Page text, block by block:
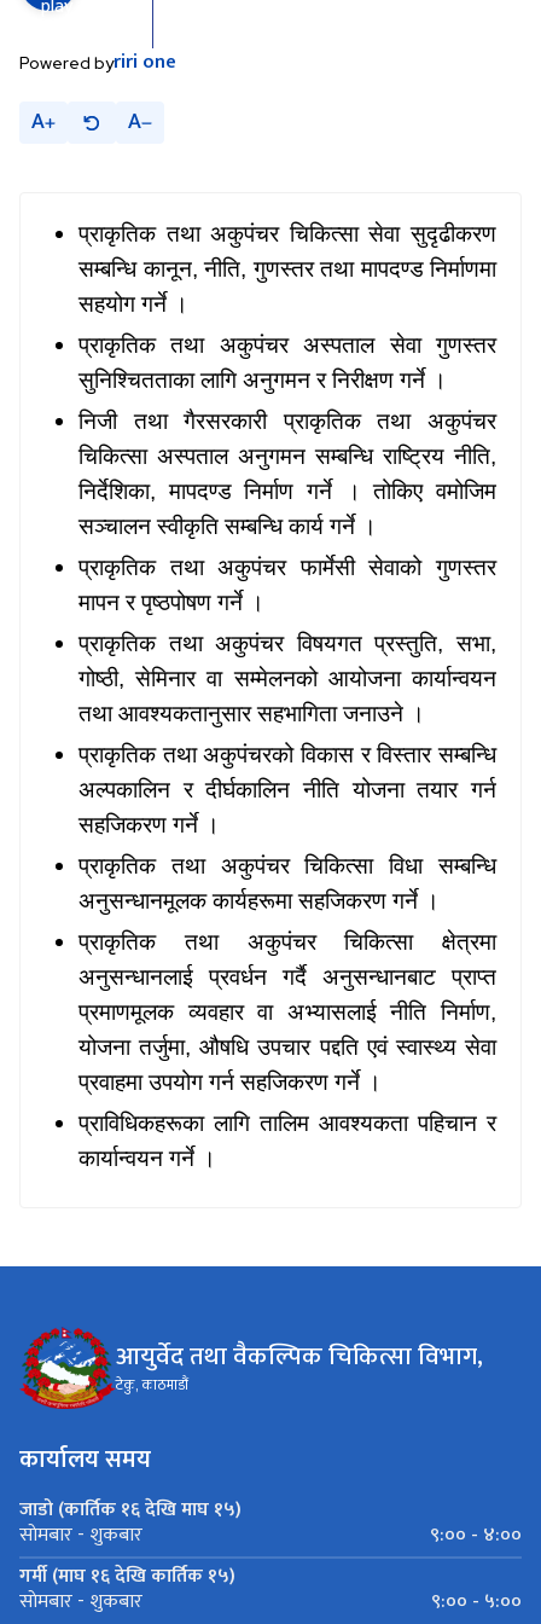
Powered byriri one
A A
प्राकृतिक तथा अकुपंचर चिकित्सा सेवा सुदृढीकरण
सम्बन्धि कानून, नीति, गुणस्तर तथा मापदण्ड निर्माणमा
सहयोग गर्ने ।
प्राकृतिक तथा अकुपंचर अस्पताल सेवा गुणस्तर
सुनिश्चितताका लागि अनुगमन र निरीक्षण गर्ने ।
निजी तथा गैरसरकारी प्राकृतिक तथा अकुपंचर
चिकित्सा अस्पताल अनुगमन सम्बन्धि राष्ट्रिय नीति,
निर्देशिका, मापदण्ड निर्माण गर्ने । तोकिए वमोजिम
सञ्चालन स्वीकृति सम्बन्धि कार्य गर्ने ।
प्राकृतिक तथा अकुपंचर फार्मेसी सेवाको गुणस्तर
मापन र पृष्ठपोषण गर्ने ।
प्राकृतिक तथा अकुपंचर विषयगत प्रस्तुति, सभा,
गोष्ठी, सेमिनार वा सम्मेलनको आयोजना कार्यान्वयन
तथा आवश्यकतानुसार सहभागिता जनाउने ।
प्राकृतिक तथा अकुपंचरको विकास र विस्तार सम्बन्धि
अल्पकालिन र दीर्घकालिन नीति योजना तयार गर्न
सहजिकरण गर्ने ।
प्राकृतिक तथा अकुपंचर चिकित्सा विधा सम्बन्धि
अनुसन्धानमूलक कार्यहरूमा सहजिकरण गर्ने ।
प्राकृतिक तथा अकुपंचर चिकित्सा क्षेत्रमा
अनुसन्धानलाई प्रवर्धन गर्दै अनुसन्धानबाट प्राप्त
प्रमाणमूलक व्यवहार वा अभ्यासलाई नीति निर्माण,
योजना तर्जुमा, औषधि उपचार पद्दति एवं स्वास्थ्य सेवा
प्रवाहमा उपयोग गर्न सहजिकरण गर्ने ।
प्राविधिकहरूका लागि तालिम आवश्यकता पहिचान र
कार्यान्वयन गर्ने ।
आयुर्वेद तथा वैकल्पिक चिकित्सा विभाग,
टेकु, काठमाडौं
कार्यालय समय
जाडो (कार्तिक १६ देखि माघ १५)
साेमबार - शुकबार
९:०० - ४:००
गर्मी (माघ १६ देखि कार्तिक १५)
साेमबार - शुकबार ९:०० - ५:००